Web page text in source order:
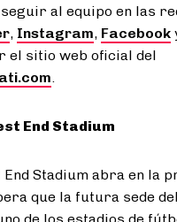
al equipo en las
, Instagram, Facebook
el sitio web oficial del
.
End Stadium
End Stadium abra en la
que la futura sede